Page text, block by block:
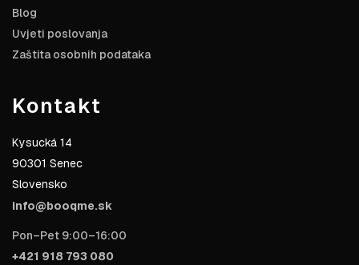
Blog
Uvjeti poslovanja
Zaštita osobnih podataka
Kontakt
Kysucká 14
90301 Senec
Slovensko
info@booqme.sk
Pon–Pet 9:00–16:00
+421 918 793 080